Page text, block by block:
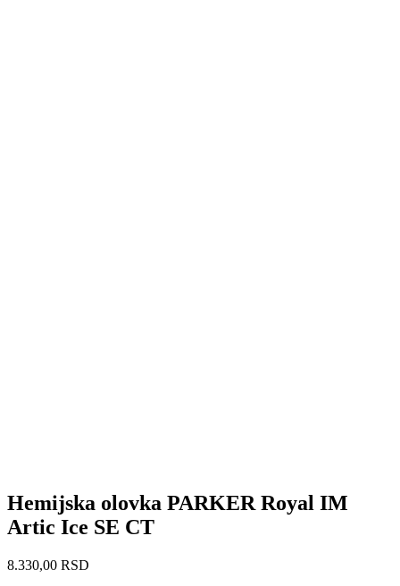
Hemijska olovka PARKER Royal IM
Artic Ice SE CT
8.330,00 RSD